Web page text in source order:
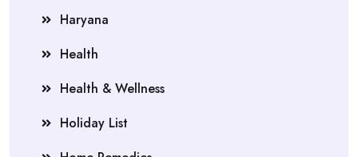
Haryana
Health
Health & Wellness
Holiday List